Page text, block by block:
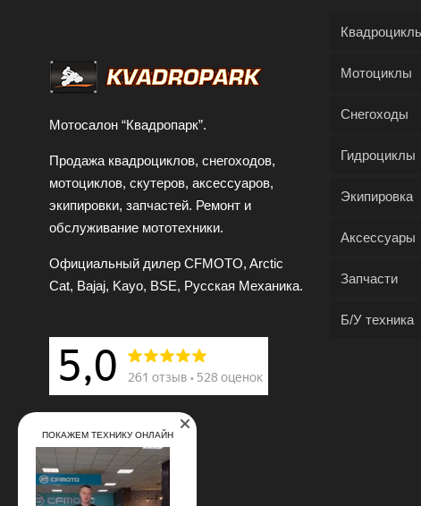
Мотосалон “Квадропарк”.
Продажа квадроциклов, снегоходов,
мотоциклов, скутеров, аксессуаров,
экипировки, запчастей. Ремонт и
обслуживание мототехники.
Официальный дилер CFMOTO, Arctic
Cat, Bajaj, Kayo, BSE, Русская Механика.
Мотоциклы
Снегоходы
Гидроциклы
Экипировка
Аксессуары
Запчасти
Б/У техника
ПОКАЖЕМ ТЕХНИКУ ОНЛАЙН